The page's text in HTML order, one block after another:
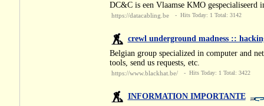
DC&C is een Vlaamse KMO gespecialiseerd
https://datacabling.be - Hits Today: 1 Total: 3142
crewl underground madness ::
Belgian group specialized in computer and
tools, send us requests, etc.
https://www.blackhat.be/ - Hits Today: 1 Total: 3422
INFORMATION IMPORTANTE